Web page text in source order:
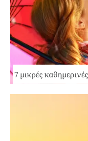
7 μικρές